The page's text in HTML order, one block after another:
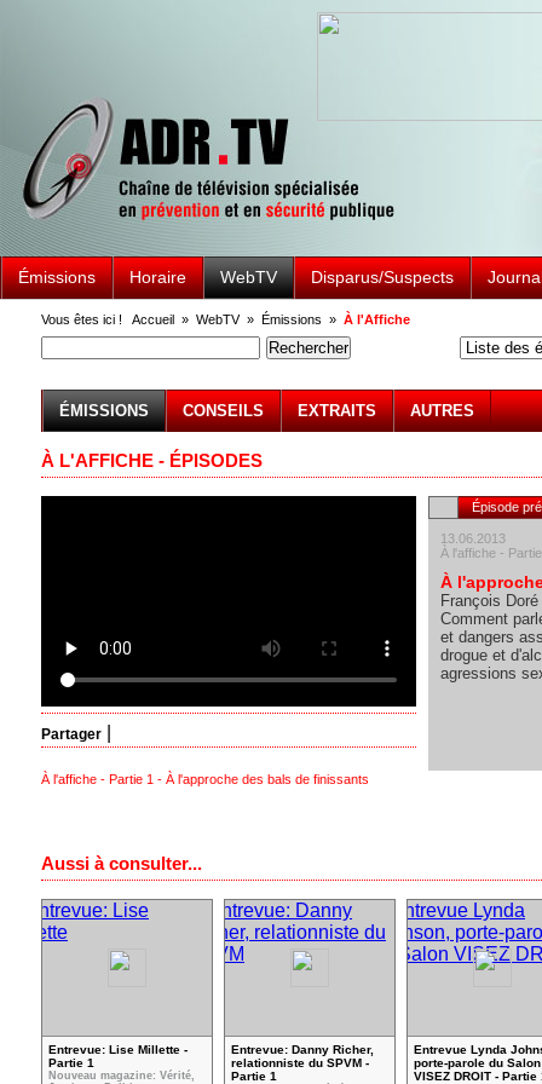
Émissions Horaire WebTV Disparus/Suspects
Vous êtes ici ! Accueil » WebTV» Émissions » À l'Affiche
ÉMISSIONS CONSEILS EXTRAITS AUTRES
À L'AFFICHE - ÉPISODES
Partager
À l'affiche - Partie 1 - À l'approche des bals de finissants
Épisode
13.06.2013
À l'affiche -
À
François
Comment
et dangers
drogue et
agressions
Aussi à consulter...
Entrevue: Lise Millette -
Partie 1
Nouveau magazine: Vérité,
Entrevue: Danny Richer,
relationniste du SPVM -
Partie 1
Entrevue Lynda
porte-parole du Salon
VISEZ DROIT - Partie